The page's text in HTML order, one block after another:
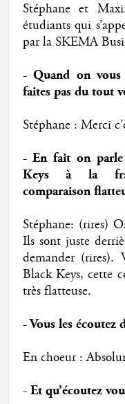
Stéphane et
étudiants qui
par la SKEMA
- Quand on vous
faites pas du tout
Stéphane : Merci
- En fait on parle
Keys à la
comparaison
Stéphane: (rires)
Ils sont juste
demander (rires).
Black Keys, cette
très flatteuse.
- Vous les écoutez
En choeur :
- Et qu’écoutez